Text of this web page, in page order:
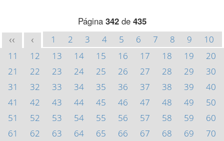
Página 342de 435
<< < 1 2 3 4 5 6 7 8 9
10
11
12 13 14 15 16 17 18 19
20
21
22 23 24 25 26 27 28 29
30
31
32 33 34 35 36 37 38 39
40
41
42 43 44 45 46 47 48 49
50
51
52 53 54 55 56 57 58 59
60
61
62 63 64 65 66 67 68 69
70